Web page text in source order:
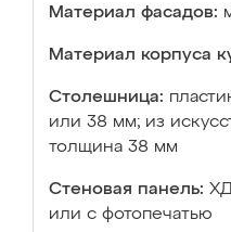
Материал фасадов:
Материал корпуса
Столешница:
или 38 мм; из
толщина 38 мм
Стеновая панель:
или с фотопечатью